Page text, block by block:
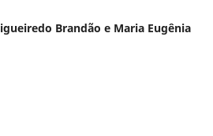
Brandão e Maria Eugênia